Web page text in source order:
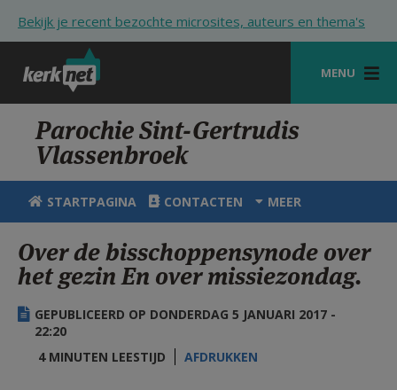
Bekijk je recent bezochte microsites, auteurs en thema's
MENU
STARTPAGINA
KERK
VIERINGEN
ZOEKEN
HULP
STARTPAGINA PORTAAL
Parochie Sint-Gertrudis
Vlassenbroek
STARTPAGINA CONTACTEN MEER
Over de bisschoppensynode over
het gezin En over missiezondag.
GEPUBLICEERD OP DONDERDAG 5 JANUARI 2017 -
22:20
4 MINUTEN LEESTIJD
AFDRUKKEN